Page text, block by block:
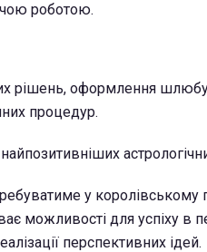
роботою.
рішень, оформлення
процедур.
у королівському
можливості для успіху в
перспективних ідей.